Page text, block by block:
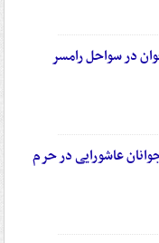
عاشورایی در حرم